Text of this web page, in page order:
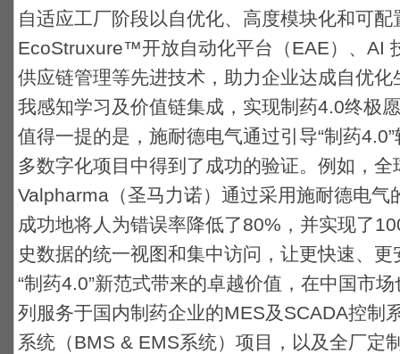
自适应工厂阶段以自优化、高度模块化和可
EcoStruxure™开放自动化平台（EAE）、AI
供应链管理等先进技术，助力企业达成自优
我感知学习及价值链集成，实现制药4.0终极
值得一提的是，施耐德电气通过引导“制药
多数字化项目中得到了成功的验证。例如，
Valpharma（圣马力诺）通过采用施耐德电
成功地将人为错误率降低了80%，并实现了
史数据的统一视图和集中访问，让更快速、
“制药4.0”新范式带来的卓越价值，在中国市
列服务于国内制药企业的MES及SCADA控制
系统（BMS & EMS系统）项目，以及全厂定